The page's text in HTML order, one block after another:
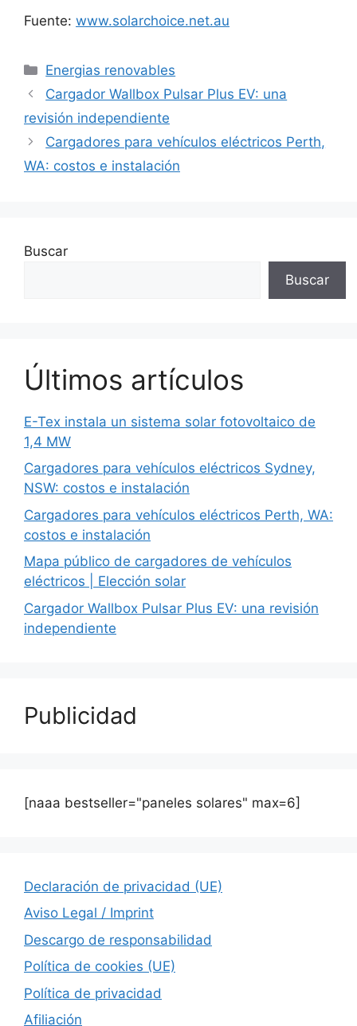
Fuente: www.solarchoice.net.au
Categorías
Energias renovables
Cargador Wallbox Pulsar Plus EV: una
revisión independiente
Cargadores para vehículos eléctricos Perth,
WA: costos e instalación
Buscar
Buscar
Últimos artículos
E-Tex instala un sistema solar fotovoltaico de
1,4 MW
Cargadores para vehículos eléctricos Sydney,
NSW: costos e instalación
Cargadores para vehículos eléctricos Perth, WA:
costos e instalación
Mapa público de cargadores de vehículos
eléctricos | Elección solar
Cargador Wallbox Pulsar Plus EV: una revisión
independiente
Publicidad
[naaa bestseller="paneles solares" max=6]
Declaración de privacidad (UE)
Aviso Legal / Imprint
Descargo de responsabilidad
Política de cookies (UE)
Política de privacidad
Afiliación